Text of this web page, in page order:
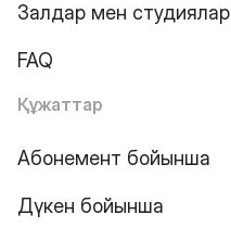
Залдар мен студиялар
FAQ
Құжаттар
Абонемент бойынша
Дүкен бойынша